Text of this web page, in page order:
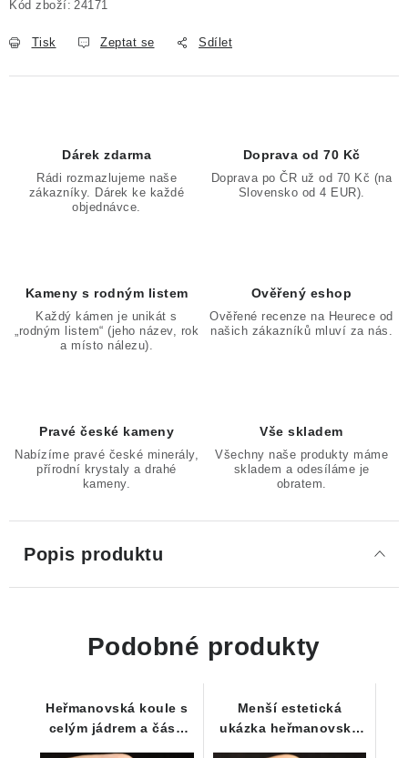
Kód zboží: 24171
Tisk Zeptat se Sdílet
Dárek zdarma
Rádi rozmazlujeme naše
zákazníky. Dárek ke každé
objednávce.
Doprava od 70 Kč
Doprava po ČR už od 70 Kč (na
Slovensko od 4 EUR).
Kameny s rodným listem
Každý kámen je unikát s
„rodným listem“ (jeho název, rok
a místo nálezu).
Ověřený eshop
Ověřené recenze na Heurece od
našich zákazníků mluví za nás.
Pravé české kameny
Nabízíme pravé české minerály,
přírodní krystaly a drahé
kameny.
Vše skladem
Všechny naše produkty máme
skladem a odesíláme je
obratem.
Popis produktu
Podobné produkty
Heřmanovská koule s
celým jádrem a částí
Menší estetická
ukázka heřmanovské